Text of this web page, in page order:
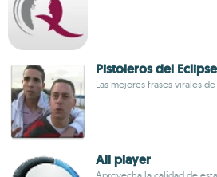
Pistoleros del Eclipse
Las mejores frases virales
All player